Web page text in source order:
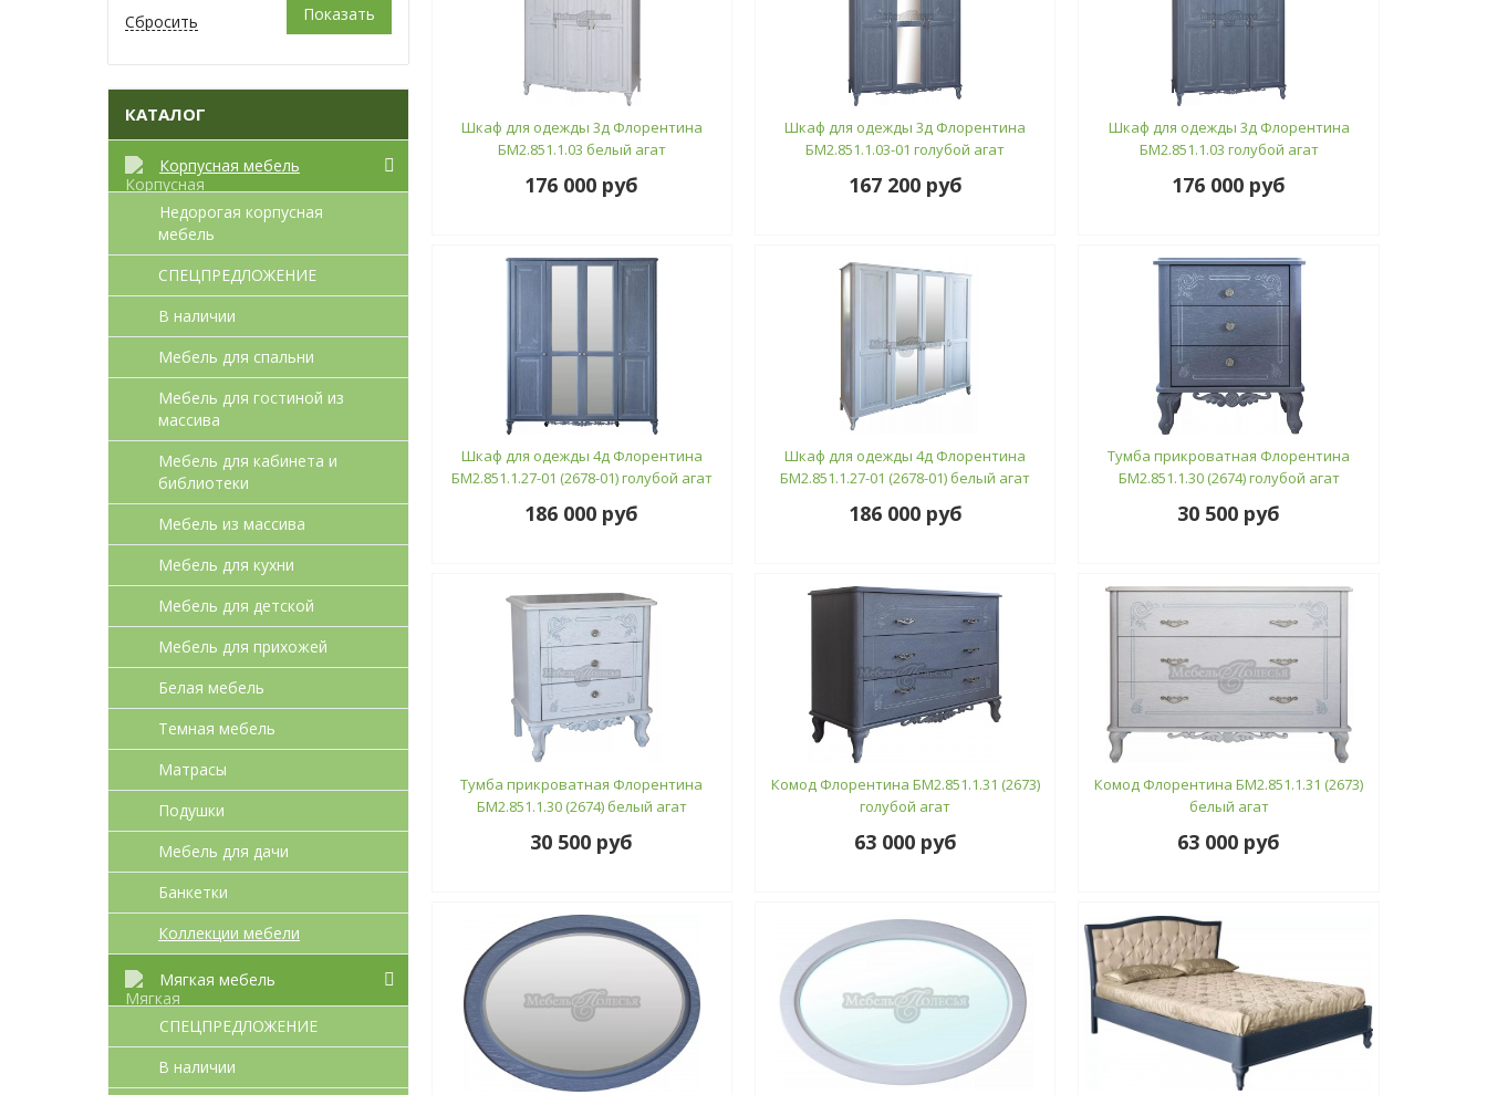
КАТАЛОГ
Корпусная мебель
Недорогая корпусная
мебель
СПЕЦПРЕДЛОЖЕНИЕ
В наличии
Мебель для спальни
Мебель для гостиной из
массива
Мебель для кабинета и
библиотеки
Мебель из массива
Мебель для кухни
Мебель для детcкой
Мебель для прихожей
Белая мебель
Темная мебель
Матрасы
Подушки
Мебель для дачи
Банкетки
Коллекции мебели
Мягкая мебель
СПЕЦПРЕДЛОЖЕНИЕ
В наличии
Шкаф для одежды 3д Флорентина
БМ2.851.1.03 белый агат
176 000 руб
Шкаф для одежды 3д Флорентина
БМ2.851.1.03-01 голубой агат
167 200 руб
Шкаф для одежды 3д Флорентина
БМ2.851.1.03 голубой агат
176 000 руб
Шкаф для одежды 4д Флорентина
БМ2.851.1.27-01 (2678-01) голубой агат
186 000 руб
Шкаф для одежды 4д Флорентина
БМ2.851.1.27-01 (2678-01) белый агат
186 000 руб
Тумба прикроватная Флорентина
БМ2.851.1.30 (2674) голубой агат
30 500 руб
Тумба прикроватная Флорентина
БМ2.851.1.30 (2674) белый агат
30 500 руб
Комод Флорентина БМ2.851.1.31 (2673)
голубой агат
63 000 руб
Комод Флорентина БМ2.851.1.31 (2673)
белый агат
63 000 руб